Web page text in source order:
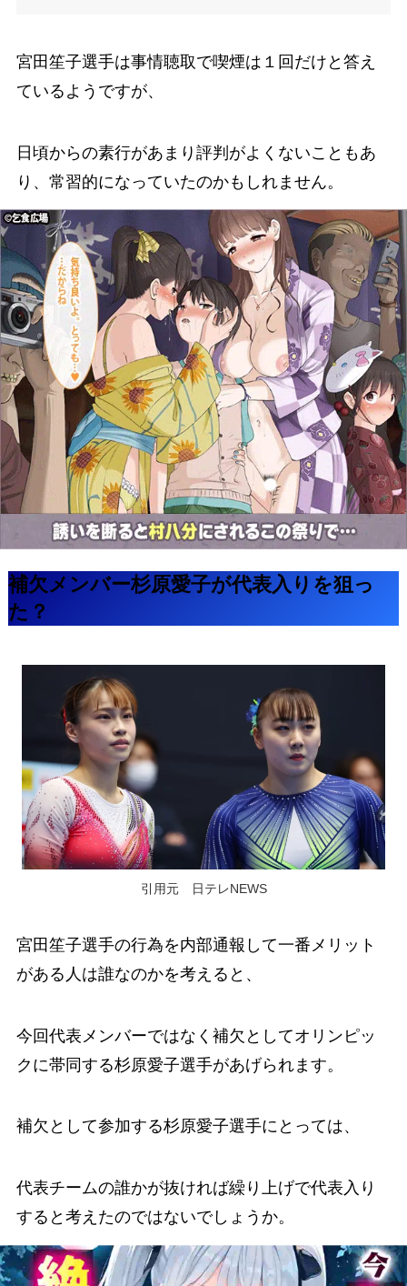
宮田笙子選手は事情聴取で喫煙は１回だけと答え
ているようですが、
日頃からの素行があまり評判がよくないこともあ
り、常習的になっていたのかもしれません。
補欠メンバー杉原愛子が代表入りを狙っ
た？
引用元 日テレNEWS
宮田笙子選手の行為を内部通報して一番メリット
がある人は誰なのかを考えると、
今回代表メンバーではなく補欠としてオリンピッ
クに帯同する杉原愛子選手があげられます。
補欠として参加する杉原愛子選手にとっては、
代表チームの誰かが抜ければ繰り上げで代表入り
すると考えたのではないでしょうか。